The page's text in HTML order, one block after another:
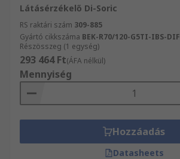
Látásérzékelő Di-Soric
RS raktári szám 309-885
Gyártó cikkszáma BEK-R70/120-G5TI-IBS-DIF
Részösszeg (1 egység)
293 464 Ft(ÁFA nélkül)
Mennyiség
Hozzáadás
Datasheets